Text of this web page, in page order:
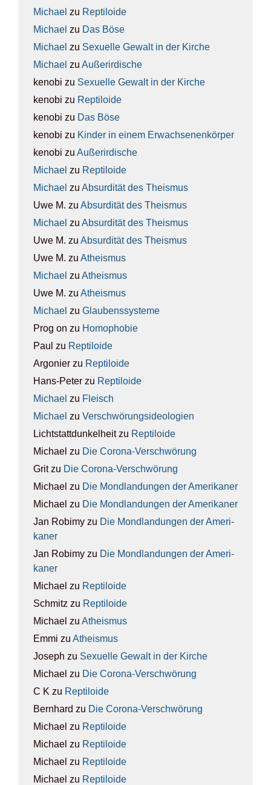
Michael zu Rep­ti­lo­ide
Michael zu Das Böse
Michael zu Sexu­el­le Gewalt in der Kir­che
Michael zu Außer­ir­di­sche
kenobi zu Sexu­el­le Gewalt in der Kir­che
kenobi zu Rep­ti­lo­ide
kenobi zu Das Böse
kenobi zu Kin­der in einem Erwach­se­nen­kör­per
kenobi zu Außer­ir­di­sche
Michael zu Rep­ti­lo­ide
Michael zu Absur­di­tät des The­is­mus
Uwe M. zu Absur­di­tät des The­is­mus
Michael zu Absur­di­tät des The­is­mus
Uwe M. zu Absur­di­tät des The­is­mus
Uwe M. zu Athe­is­mus
Michael zu Athe­is­mus
Uwe M. zu Athe­is­mus
Michael zu Glau­bens­sys­te­me
Prog on zu Homo­pho­bie
Paul zu Rep­ti­lo­ide
Argonier zu Rep­ti­lo­ide
Hans-Peter zu Rep­ti­lo­ide
Michael zu Fleisch
Michael zu Ver­schwö­rungs­ideo­lo­gien
Lichtstattdunkelheitzu Rep­ti­lo­ide
Michael zu Die Coro­na-Ver­schwö­rung
Gritzu Die Coro­na-Ver­schwö­rung
Michael zu Die Mond­lan­dun­gen der Ame­ri­ka­ner
Michael zu Die Mond­lan­dun­gen der Ame­ri­ka­ner
Jan Robimy zu Die Mond­lan­dun­gen der Ame­ri­
ka­ner
Jan Robimy zu Die Mond­lan­dun­gen der Ame­ri­
ka­ner
Michael zu Rep­ti­lo­ide
Schmitz zu Rep­ti­lo­ide
Michael zu Athe­is­mus
Emmi zu Athe­is­mus
Joseph zu Sexu­el­le Gewalt in der Kir­che
Michael zu Die Coro­na-Ver­schwö­rung
C K zu Rep­ti­lo­ide
Bernhard zu Die Coro­na-Ver­schwö­rung
Michael zu Rep­ti­lo­ide
Michael zu Rep­ti­lo­ide
Michael zu Rep­ti­lo­ide
Michael zu Rep­ti­lo­ide